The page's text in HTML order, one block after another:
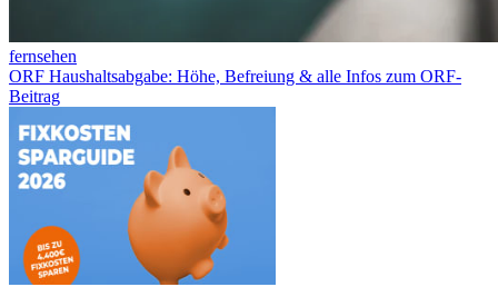
fernsehen
ORF Haushaltsabgabe: Höhe, Befreiung & alle Infos zum ORF-
Beitrag